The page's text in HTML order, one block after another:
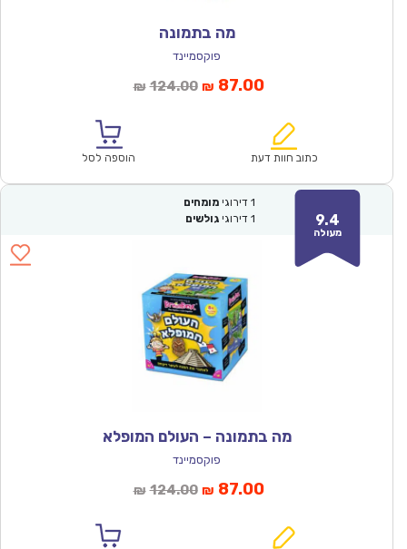
מה בתמונה
פוקסמיינד
₪ 124.00המחיר
₪124.00.
₪ 87.00המחיר
הוא:
כתוב חוות דעת הוספה לסל
9.4
מעולה
1 דירוגי מומחים
1 דירוגי גולשים
מה בתמונה – העולם המופלא
פוקסמיינד
₪ 124.00המחיר
₪ 87.00המחיר
הוא: